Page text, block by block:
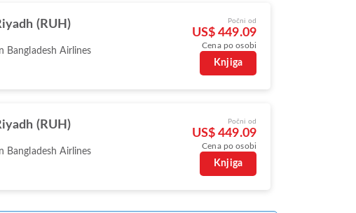
(RUH)
Bangladesh Airlines
Počni od
US$ 449.09
Cena po osobi
Knjiga
(RUH)
Bangladesh Airlines
Počni od
US$ 449.09
Cena po osobi
Knjiga